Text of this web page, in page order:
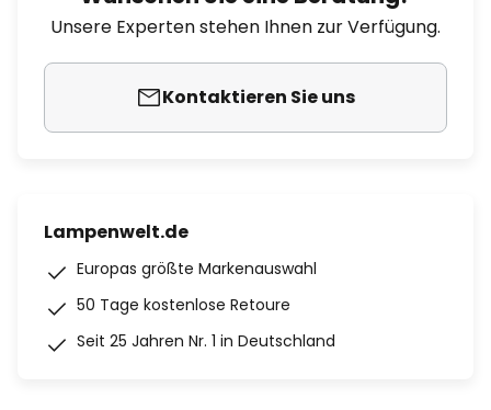
Unsere Experten stehen Ihnen zur Verfügung.
Kontaktieren Sie uns
Lampenwelt.de
Europas größte Markenauswahl
50 Tage kostenlose Retoure
Seit 25 Jahren Nr. 1 in Deutschland